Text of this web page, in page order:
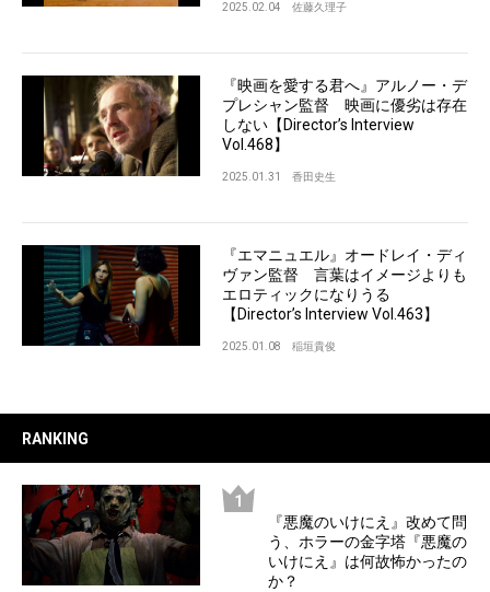
2025.02.04 佐藤久理子
『映画を愛する君へ』アルノー・デ
プレシャン監督 映画に優劣は存在
しない【Director’s Interview
Vol.468】
2025.01.31 香田史生
『エマニュエル』オードレイ・ディ
ヴァン監督 言葉はイメージよりも
エロティックになりうる
【Director’s Interview Vol.463】
2025.01.08 稲垣貴俊
RANKING
『悪魔のいけにえ』改めて問
う、ホラーの金字塔『悪魔の
いけにえ』は何故怖かったの
か？